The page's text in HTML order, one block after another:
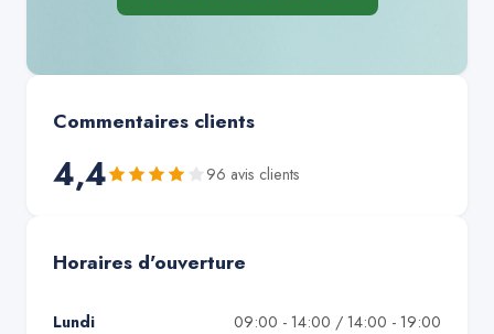
Commentaires clients
4,4 96 avis clients
Horaires d'ouverture
Lundi 09:00 - 14:00 / 14:00 - 19:00